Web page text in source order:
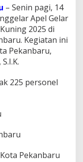
– Senin pagi, 14
Apel Gelar
2025 di
Kegiatan ini
Pekanbaru,
225 personel
Pekanbaru